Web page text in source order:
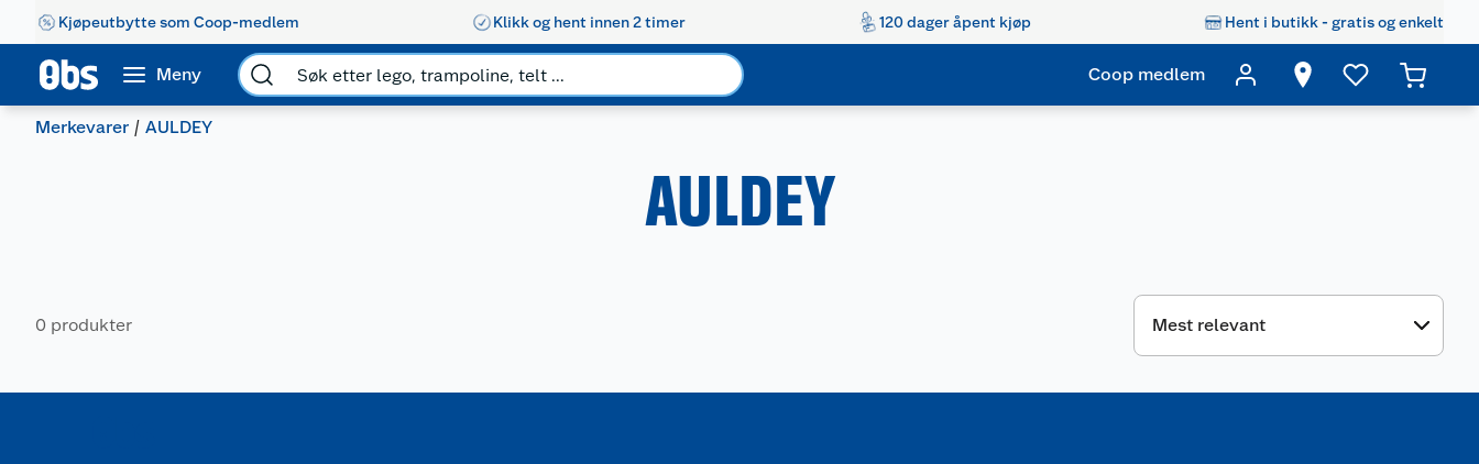
Kjøpeutbytte som Coop-medlem Klikk og hent innen 2 timer 120 dager åpent kjøp Hent i butikk - gratis og enkelt
Meny Coop medlem
Merkevarer AULDEY
AULDEY
0 produkter